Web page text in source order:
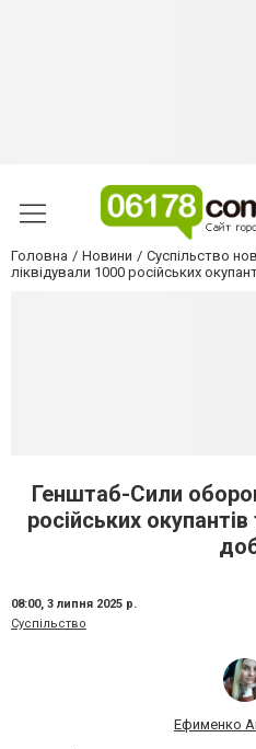
Головна Новини Суспільство
ліквідували 1000 російських
Генштаб-Сили
російських
08:00, 3 липня 2025 р.
Суспільство
Ефименко